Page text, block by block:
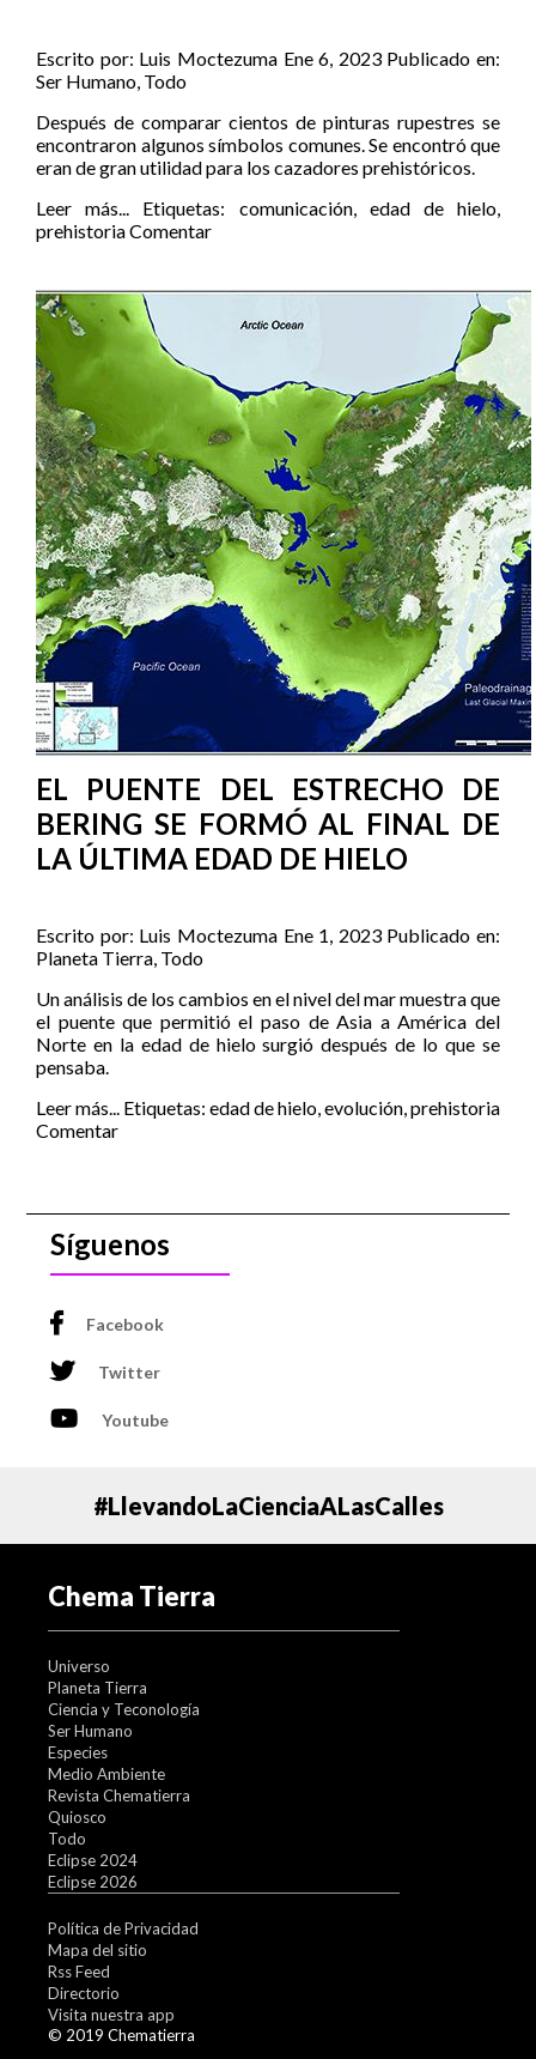
Escrito por: Luis Moctezuma Ene 6, 2023 Publicado en:
Ser Humano, Todo
Después de comparar cientos de pinturas rupestres se
encontraron algunos símbolos comunes. Se encontró que
eran de gran utilidad para los cazadores prehistóricos.
Leer más...
Etiquetas: comunicación, edad de hielo,
prehistoriaComentar
EL PUENTE DEL ESTRECHO DE
BERING SE FORMÓ AL FINAL DE
LA ÚLTIMA EDAD DE HIELO
Escrito por: Luis Moctezuma Ene 1, 2023 Publicado en:
Planeta Tierra, Todo
Un análisis de los cambios en el nivel del mar muestra que
el puente que permitió el paso de Asia a América del
Norte en la edad de hielo surgió después de lo que se
pensaba.
Leer más... Etiquetas: edad de hielo,evolución,prehistoria
Comentar
Síguenos
Facebook
Twitter
Youtube
#LlevandoLaCienciaALasCalles
Chema Tierra
Universo
Planeta Tierra
Ciencia y Teconología
Ser Humano
Especies
Medio Ambiente
Revista Chematierra
Quiosco
Todo
Eclipse 2024
Eclipse 2026
Política de Privacidad
Mapa del sitio
Rss Feed
Directorio
Visita nuestra app
© 2019 Chematierra